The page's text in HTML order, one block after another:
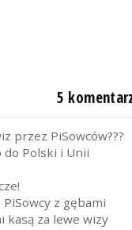
5
KO oraz tym, CO
to wzrosła liczba
przez PiSowców???
Polski i Unii
PiSowcy z gębami
kasą za lewe wizy